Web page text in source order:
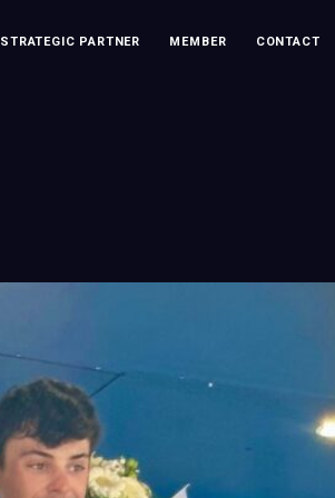
STRATEGIC PARTNER MEMBER CONTACT